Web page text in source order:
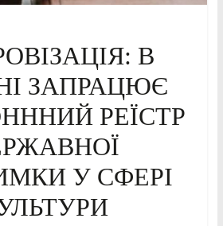
В
ЗАПРАЦЮЄ
РЕЇСТР
У СФЕРІ